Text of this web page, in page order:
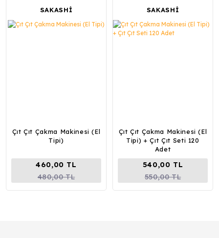
SAKASHİ
Çıt Çıt Çakma Makinesi (El
Tipi)
460,00 TL
480,00 TL
SAKASHİ
Çıt Çıt Çakma Makinesi (El
Tipi) + Çıt Çıt Seti 120
Adet
540,00 TL
550,00 TL